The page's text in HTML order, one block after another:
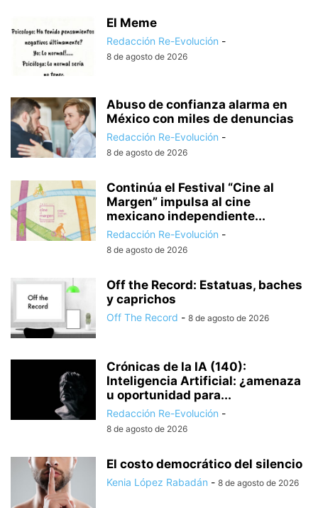
El Meme
Redacción Re-Evolución -
8 de agosto de 2026
Abuso de confianza alarma en
México con miles de denuncias
Redacción Re-Evolución -
8 de agosto de 2026
Continúa el Festival “Cine al
Margen” impulsa al cine
mexicano independiente...
Redacción Re-Evolución -
8 de agosto de 2026
Off the Record: Estatuas, baches
y caprichos
Off The Record - 8 de agosto de 2026
Crónicas de la IA (140):
Inteligencia Artificial: ¿amenaza
u oportunidad para...
Redacción Re-Evolución -
8 de agosto de 2026
El costo democrático del silencio
Kenia López Rabadán - 8 de agosto de 2026